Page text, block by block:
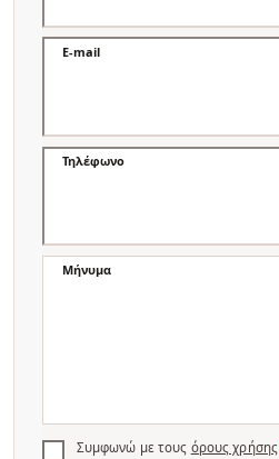
E-mail
Τηλέφωνο
Μήνυμα
Συμφωνώ με τους όρους χρήσης